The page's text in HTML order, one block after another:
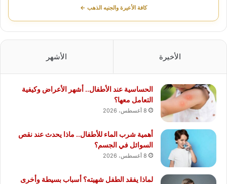
كافة الأعيرة والجنيه الذهب ←
الأخيرة الأشهر
الحساسية عند الأطفال.. أشهر الأعراض وكيفية
التعامل معها؟
8 أغسطس، 2026
أهمية شرب الماء للأطفال.. ماذا يحدث عند نقص
السوائل في الجسم؟
8 أغسطس، 2026
لماذا يفقد الطفل شهيته؟ أسباب بسيطة وأخرى